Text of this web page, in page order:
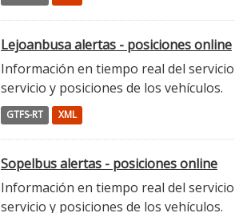
Lejoanbusa alertas - posiciones online
Información en tiempo real del
servicio y posiciones de los vehículos.
GTFS-RT XML
Sopelbus alertas - posiciones online
Información en tiempo real del servicio
servicio y posiciones de los vehículos.